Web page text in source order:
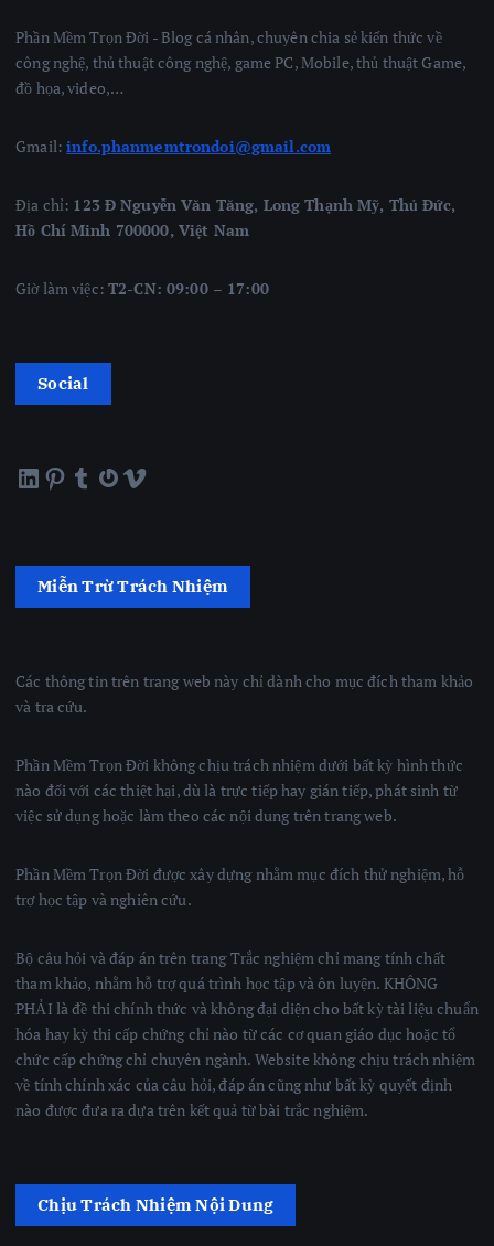
Phần Mềm Trọn Đời - Blog cá nhân, chuyên chia sẻ kiến thức về
công nghệ, thủ thuật công nghệ, game PC, Mobile, thủ thuật Game,
đồ họa, video,…
Gmail:info.phanmemtrondoi@gmail.com
Địa chỉ: 123 Đ Nguyễn Văn Tăng, Long Thạnh Mỹ, Thủ Đức,
Hồ Chí Minh 700000, Việt Nam
Giờ làm việc:T2-CN: 09:00 – 17:00
Social
LinkedIn Pinterest Tumblr Gravatar Vimeo
Miễn Trừ Trách Nhiệm
Các thông tin trên trang web này chỉ dành cho mục đích tham khảo
và tra cứu.
Phần Mềm Trọn Đời không chịu trách nhiệm dưới bất kỳ hình thức
nào đối với các thiệt hại, dù là trực tiếp hay gián tiếp, phát sinh từ
việc sử dụng hoặc làm theo các nội dung trên trang web.
Phần Mềm Trọn Đời được xây dựng nhằm mục đích thử nghiệm, hỗ
trợ học tập và nghiên cứu.
Bộ câu hỏi và đáp án trên trang Trắc nghiệm chỉ mang tính chất
tham khảo, nhằm hỗ trợ quá trình học tập và ôn luyện. KHÔNG
PHẢI là đề thi chính thức và không đại diện cho bất kỳ tài liệu chuẩn
hóa hay kỳ thi cấp chứng chỉ nào từ các cơ quan giáo dục hoặc tổ
chức cấp chứng chỉ chuyên ngành. Website không chịu trách nhiệm
về tính chính xác của câu hỏi, đáp án cũng như bất kỳ quyết định
nào được đưa ra dựa trên kết quả từ bài trắc nghiệm.
Chịu Trách Nhiệm Nội Dung